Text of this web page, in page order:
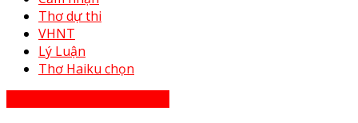
Thơ dự thi
VHNT
Lý Luận
Thơ Haiku chọn